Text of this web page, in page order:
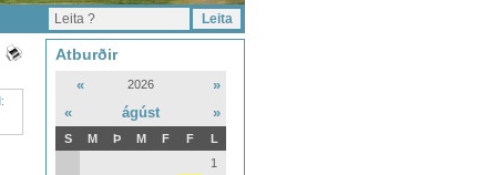
Atburðir
« 2026
»
«
ágúst »
S M Þ M F F
L
1